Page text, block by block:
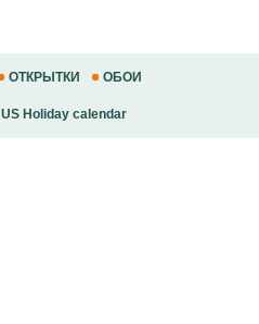
ОТКРЫТКИ ОБОИ
US Holiday calendar